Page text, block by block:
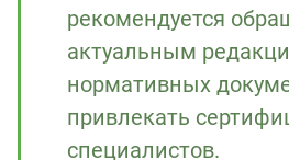
рекомендуется
актуальным
нормативных
привлекать
специалистов.